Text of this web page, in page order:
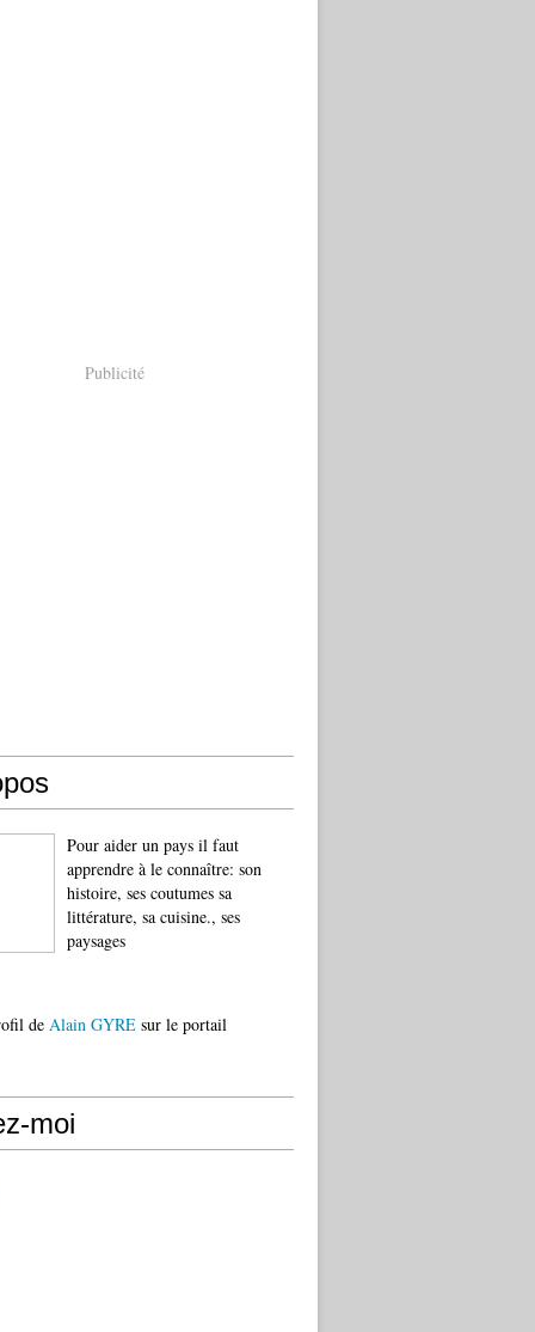
Publicité
Pour aider un pays il faut
apprendre à le connaître: son
histoire, ses coutumes sa
littérature, sa cuisine., ses
paysages
de Alain GYRE sur le portail
moi